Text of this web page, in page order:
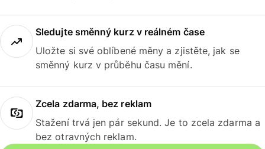
Sledujte směnný kurz v reálném čase
Uložte si své oblíbené měny a zjistěte, jak se
směnný kurz v průběhu času mění.
Zcela zdarma, bez reklam
Stažení trvá jen pár sekund. Je to zcela zdarma a
bez otravných reklam.